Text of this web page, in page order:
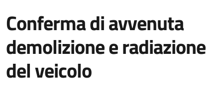
Conferma di avvenuta
demolizione e radiazione
del veicolo